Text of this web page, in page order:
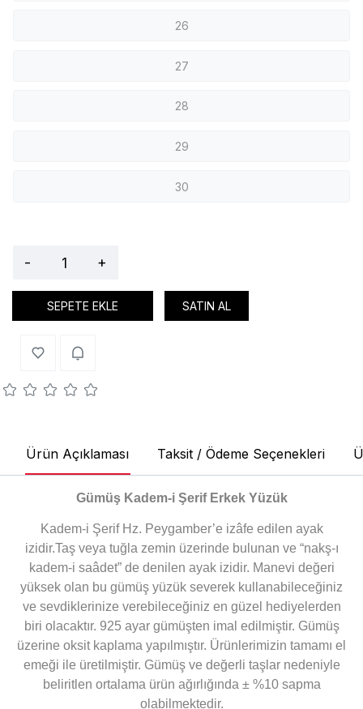
26
27
28
29
30
- +
SEPETE EKLE SATIN AL
Ürün Açıklaması Taksit / Ödeme Seçenekleri
Gümüş Kadem-i Şerif Erkek Yüzük
Kadem-i Şerif Hz. Peygamber’e izâfe edilen ayak
izidir.Taş veya tuğla zemin üzerinde bulunan ve “nakş-ı
kadem-i saâdet” de denilen ayak izidir. Manevi değeri
yüksek olan bu gümüş yüzük severek kullanabileceğiniz
ve sevdiklerinize verebileceğiniz en güzel hediyelerden
biri olacaktır. 925 ayar gümüşten imal edilmiştir. Gümüş
üzerine oksit kaplama yapılmıştır. Ürünlerimizin tamamı el
emeği ile üretilmiştir. Gümüş ve değerli taşlar nedeniyle
beliritlen ortalama ürün ağırlığında ± %10 sapma
olabilmektedir.